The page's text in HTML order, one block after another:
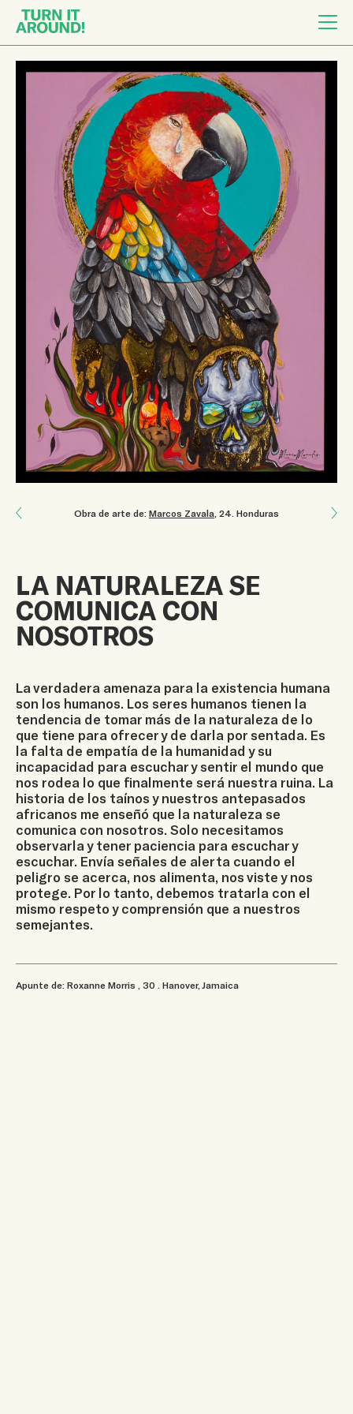
Obra de arte de: Marcos Zavala , 24 Honduras
LA NATURALEZA SE
COMUNICA CON
NOSOTROS
La verdadera amenaza para la existencia humana
son los humanos. Los seres humanos tienen la
tendencia de tomar más de la naturaleza de lo
que tiene para ofrecer y de darla por sentada. Es
la falta de empatía de la humanidad y su
incapacidad para escuchar y sentir el mundo que
nos rodea lo que finalmente será nuestra ruina. La
historia de los taínos y nuestros antepasados ​​
africanos me enseñó que la naturaleza se
comunica con nosotros. Solo necesitamos
observarla y tener paciencia para escuchar y
escuchar. Envía señales de alerta cuando el
peligro se acerca, nos alimenta, nos viste y nos
protege. Por lo tanto, debemos tratarla con el
mismo respeto y comprensión que a nuestros
semejantes.
Apunte de: Roxanne Morris , 30 Hanover, Jamaica